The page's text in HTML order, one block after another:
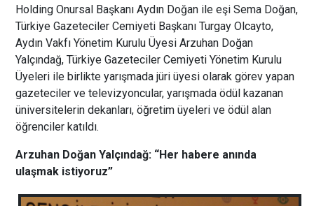
Holding Onursal Başkanı Aydın Doğan ile eşi Sema Doğan,
Türkiye Gazeteciler Cemiyeti Başkanı Turgay Olcayto,
Aydın Vakfı Yönetim Kurulu Üyesi Arzuhan Doğan
Yalçındağ, Türkiye Gazeteciler Cemiyeti Yönetim Kurulu
Üyeleri ile birlikte yarışmada jüri üyesi olarak görev yapan
gazeteciler ve televizyoncular, yarışmada ödül kazanan
üniversitelerin dekanları, öğretim üyeleri ve ödül alan
öğrenciler katıldı.
Arzuhan Doğan Yalçındağ: “Her habere anında
ulaşmak istiyoruz”